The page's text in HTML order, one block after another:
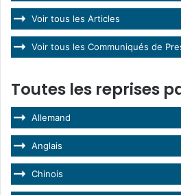
Voir tous les Articles
Voir tous les Communiqués de
Toutes les reprises
Allemand
Anglais
Chinois